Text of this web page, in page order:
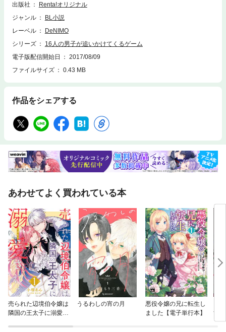
録されていません。
出版社
Renta!オリジナル
ジャンル
BL小説
レーベル
DeNIMO
シリーズ
16人の男子が追いかけてくるゲーム
電子版配信開始日
2017/08/09
ファイルサイズ
0.43 MB
作品をシェアする
あわせてよく買われている本
売られた辺境伯令嬢は
隣国の王太子に溺愛さ
うるわしの宵の月
悪役令嬢の兄に転生し
ました【電子単行本】
す
が